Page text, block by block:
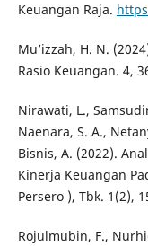
Keuangan Raja.
Mu’izzah, H. N.
Rasio Keuangan. 4,
Nirawati, L.,
Naenara, S. A.,
Bisnis, A. (2022).
Kinerja Keuangan
Persero ), Tbk. 1(2),
Rojulmubin, F.,